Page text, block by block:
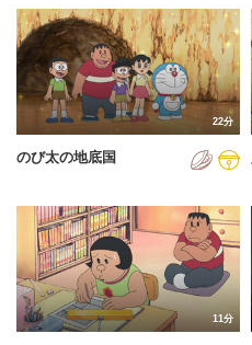
22分
のび太の地底国
11分